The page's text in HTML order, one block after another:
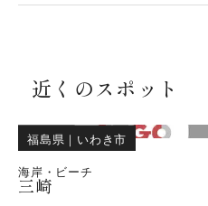
近くのスポット
福島県 ｜ いわき市
海岸・ビーチ
三崎